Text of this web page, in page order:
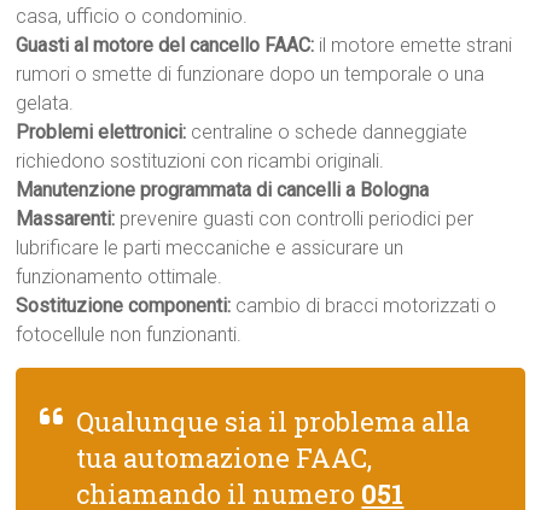
casa, ufficio o condominio.
Guasti al motore del cancello FAAC: il motore emette strani
rumori o smette di funzionare dopo un temporale o una
gelata.
Problemi elettronici: centraline o schede danneggiate
richiedono sostituzioni con ricambi originali.
Manutenzione programmata di cancelli a Bologna
Massarenti: prevenire guasti con controlli periodici per
lubrificare le parti meccaniche e assicurare un
funzionamento ottimale.
Sostituzione componenti: cambio di bracci motorizzati o
fotocellule non funzionanti.
Qualunque sia il problema alla
tua automazione FAAC,
chiamando il numero 051